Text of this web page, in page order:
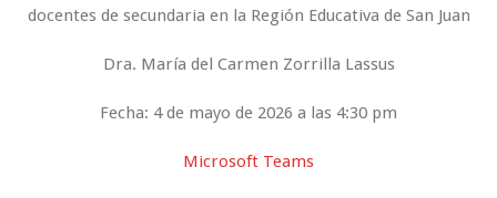
docentes de secundaria en la Región Educativa de San Juan
Dra. María del Carmen Zorrilla Lassus
Fecha: 4 de mayo de 2026 a las 4:30 pm
Microsoft Teams